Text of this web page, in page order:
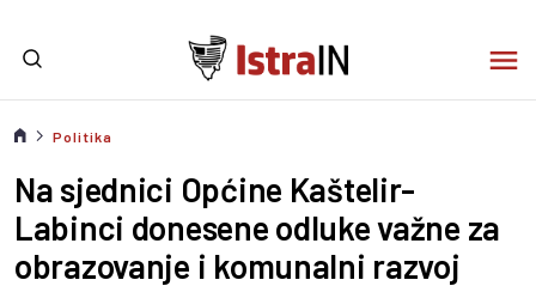
Politika
Na sjednici Općine Kaštelir-
Labinci donesene odluke važne za
obrazovanje i komunalni razvoj